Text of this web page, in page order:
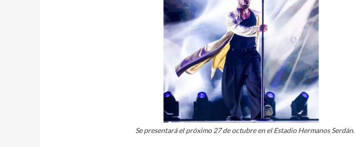
Se presentará el próximo 27 de octubre en el Estadio Hermanos Serdán.